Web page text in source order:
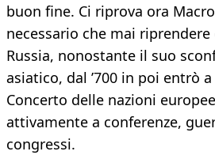
buon fine. Ci riprova ora
necessario che mai
Russia, nonostante il suo
asiatico, dal ’700 in poi entrò
Concerto delle nazioni
attivamente a conferenze,
congressi.